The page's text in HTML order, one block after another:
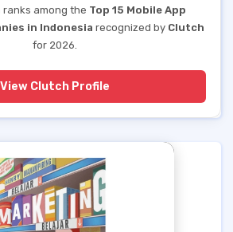
ranks among the Top 15 Mobile App
in Indonesia recognized by Clutch
for 2026.
View Clutch Profile